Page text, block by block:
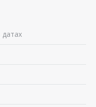
датах